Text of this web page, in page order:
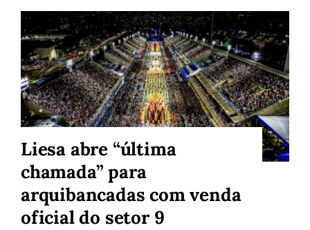
Liesa abre “última
chamada” para
arquibancadas com venda
oficial do setor 9